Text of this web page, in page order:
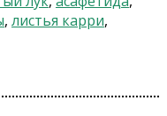
, листья карри,